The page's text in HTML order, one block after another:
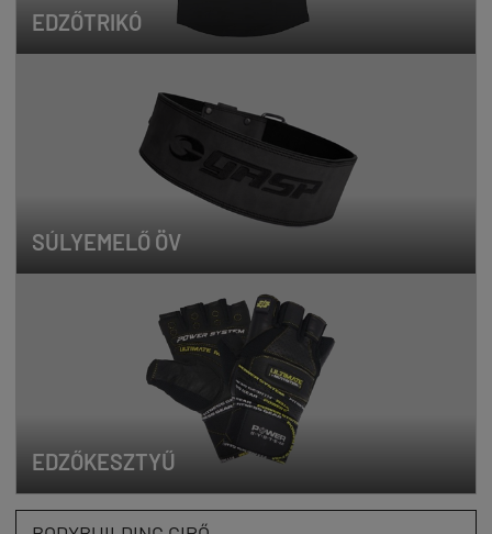
EDZŐTRIKÓ
SÚLYEMELŐ ÖV
EDZŐKESZTYŰ